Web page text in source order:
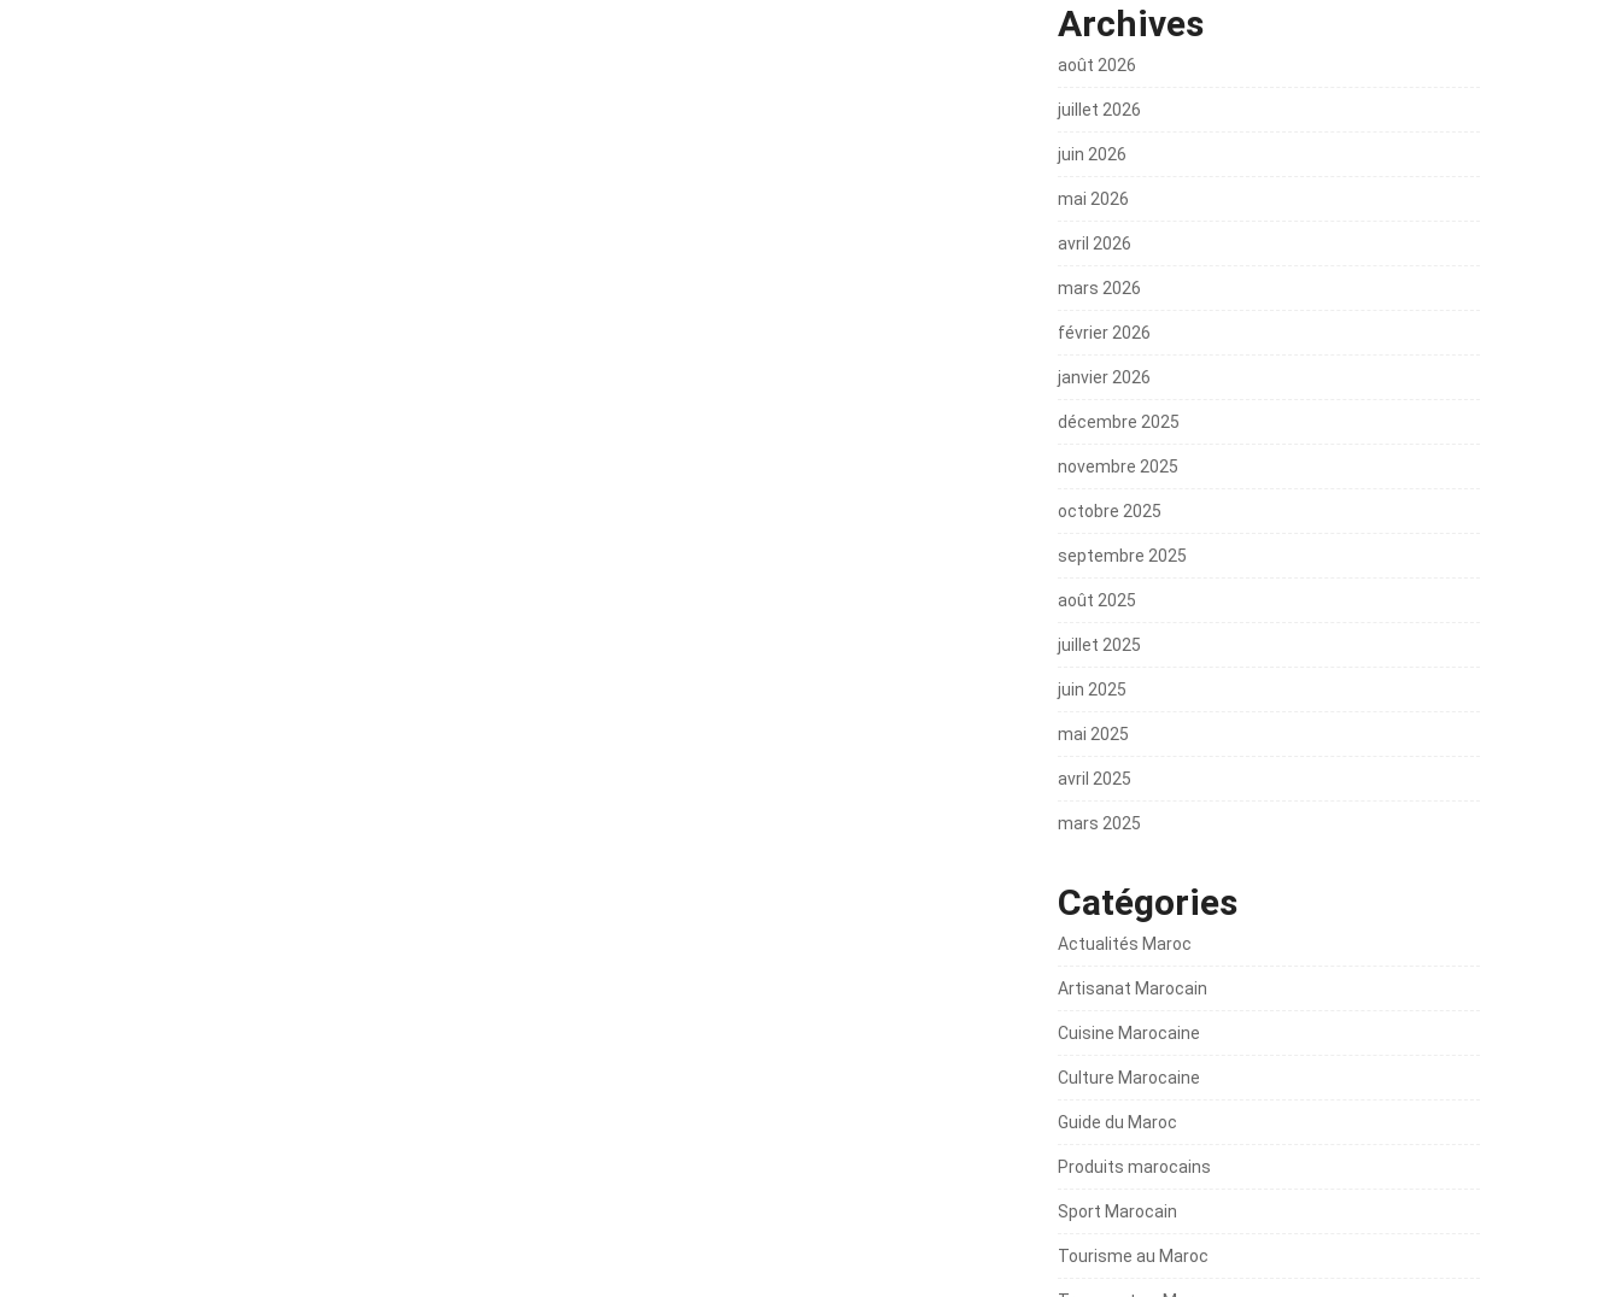
Archives
août 2026
juillet 2026
juin 2026
mai 2026
avril 2026
mars 2026
février 2026
janvier 2026
décembre 2025
novembre 2025
octobre 2025
septembre 2025
août 2025
juillet 2025
juin 2025
mai 2025
avril 2025
mars 2025
Catégories
Actualités Maroc
Artisanat Marocain
Cuisine Marocaine
Culture Marocaine
Guide du Maroc
Produits marocains
Sport Marocain
Tourisme au Maroc